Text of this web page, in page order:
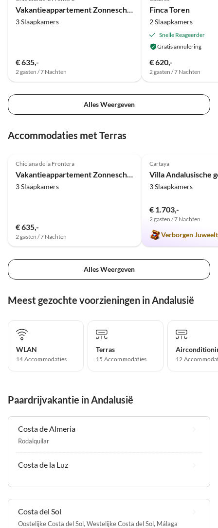
Vakantieappartement Zonneschijn & Ontspanning
3 Slaapkamers
€ 635,-
2 gasten / 7 Nachten
Finca Toren
2 Slaapkamers
Snelle Reageerder
Gratis annulering
€ 620,-
2 gasten / 7 Nachten
Alles Weergeven
Accommodaties met Terras
Chiclana de la Frontera
Vakantieappartement Zonneschijn & Ontspanning
3 Slaapkamers
€ 635,-
2 gasten / 7 Nachten
Cartaya
Villa Andalusische
3 Slaapkamers
€ 1.703,-
2 gasten / 7 Nachten
Verborgen
Alles Weergeven
Meest gezochte voorzieningen in Andalusië
WLAN
14 Accommodaties
Terras
15 Accommodaties 12
Paardrijvakantie in Andalusië
Costa de Almeria
Rodalquilar
Costa de la Luz
Costa del Sol
Oostelijke Costa del Sol, Westelijke Costa del Sol, Málaga